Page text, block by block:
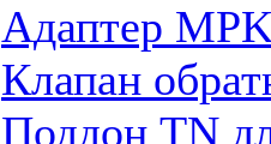
Адаптер
Клапан
Поддон TN